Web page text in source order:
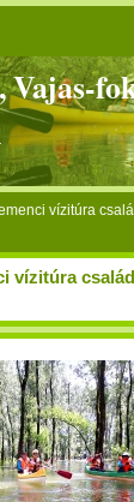
Vajas-
vízitúra
vízitúra